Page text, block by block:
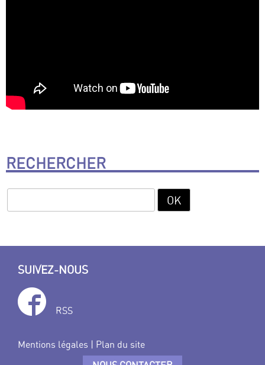
RECHERCHER
SUIVEZ-NOUS
RSS
Mentions légales | Plan du site